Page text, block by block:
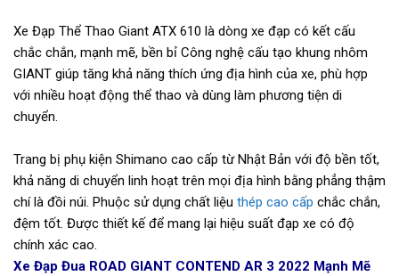
Xe Đạp Thể Thao Giant ATX 610 là dòng xe đạp có kết cấu
chắc chắn, mạnh mẽ, bền bỉ Công nghệ cấu tạo khung nhôm
GIANT giúp tăng khả năng thích ứng địa hình của xe, phù hợp
với nhiều hoạt động thể thao và dùng làm phương tiện di
chuyển.
Trang bị phụ kiện Shimano cao cấp từ Nhật Bản với độ bền tốt,
khả năng di chuyển linh hoạt trên mọi địa hình bằng phẳng thậm
chí là đồi núi. Phuộc sử dụng chất liệu thép cao cấp chắc chắn,
đệm tốt. Được thiết kế để mang lại hiệu suất đạp xe có độ
chính xác cao.
Xe Đạp Đua ROAD GIANT CONTEND AR 3 2022 Mạnh Mẽ